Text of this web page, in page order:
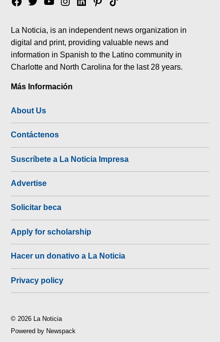
Facebook
TwitterYouTubeInstagram
LinkedinPinterest
Tik
La Noticia, is an independent news organization in
digital and print, providing valuable news and
information in Spanish to the Latino community in
Charlotte and North Carolina for the last 28 years.
Más Información
About Us
Contáctenos
Suscríbete a La Noticia Impresa
Advertise
Solicitar beca
Apply for scholarship
Hacer un donativo a La Noticia
Privacy policy
© 2026 La Noticia
Powered by Newspack